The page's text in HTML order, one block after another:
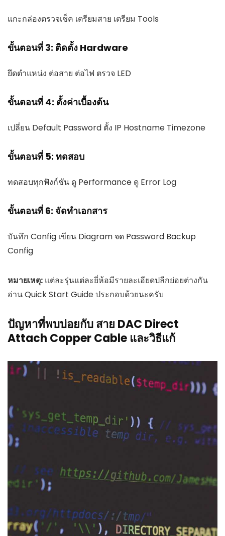
แกะกล่องตรวจเช็ค เตรียมสาย เตรียม Tools
ขั้นตอนที่ 3: ติดตั้ง Hardware
ยึดตำแหน่ง ต่อสาย ต่อไฟ ตรวจ LED
ขั้นตอนที่ 4: ตั้งค่าเบื้องต้น
เปลี่ยน Default Password ตั้ง IP Hostname Timezone
ขั้นตอนที่ 5: ทดสอบ
ทดสอบทุกฟังก์ชัน ดู Performance ดู Error Log
ขั้นตอนที่ 6: จัดทำเอกสาร
บันทึก Config เขียน Diagram จด Password Backup
Config
หมายเหตุ: แต่ละรุ่นแต่ละยี่ห้อมีรายละเอียดปลีกย่อยต่างกัน
อ่าน Quick Start Guide ประกอบด้วยนะครับ
ปัญหาที่พบบ่อยกับ สาย DAC Direct
Attach Copper Cable และวิธีแก้